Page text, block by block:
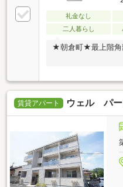
礼金なし
二人暮らし
★朝倉町★最上階角
賃貸アパート ウェル パ